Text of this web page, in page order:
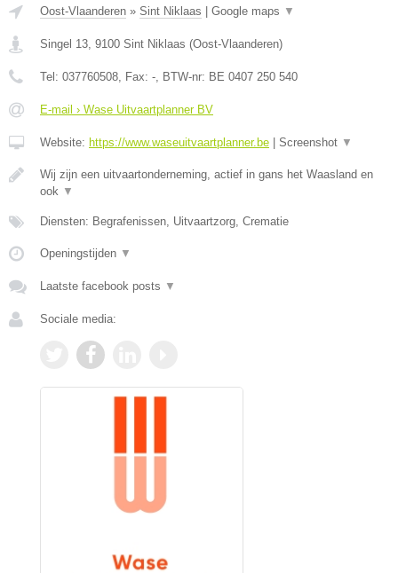
Oost-Vlaanderen » Sint Niklaas Google maps ▼
Singel 13 9100 Sint Niklaas (Oost-Vlaanderen)
Tel: 037760508 , Fax: - , BTW-nr: BE 0407 250 540
E-mail › Wase Uitvaartplanner BV
Website: https://www.waseuitvaartplanner.be Screenshot ▼
Wij zijn een uitvaartonderneming, actief in gans het Waasland en
ook ▼
Diensten: Begrafenissen, Uitvaartzorg, Crematie
Openingstijden ▼
Laatste facebook posts ▼
Sociale media: